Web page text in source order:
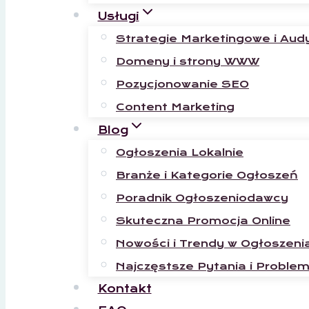
Usługi
Strategie Marketingowe i
Domeny i strony WWW
Pozycjonowanie SEO
Content Marketing
Blog
Ogłoszenia Lokalnie
Branże i Kategorie Ogłoszeń
Poradnik Ogłoszeniodawcy
Skuteczna Promocja Online
Nowości i Trendy w
Najczęstsze Pytania i
Kontakt